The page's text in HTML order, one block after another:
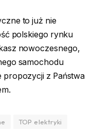
to już nie
polskiego rynku
nowoczesnego,
samochodu
z Państwa
TOP elektryki